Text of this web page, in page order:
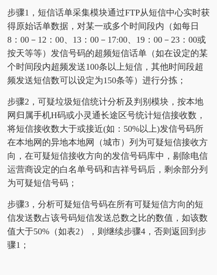
步骤1，短信话单采集模块通过FTP从短信中心实时获
得原始话单数据，对某一或多个时间段内（如每日
8：00－12：00、13：00－17:00、19：00－23：00或
按天等等）发信号码的超频短信话单（如在设定的某
个时间段内超频发送100条以上短信，其他时间段超
频发送短信数可以设定为150条等）进行分拣；
步骤2，可疑垃圾短信统计分析及判别模块，按本地
网归属手机H码或小灵通长途区号统计短信接收数，
将短信接收数大于或接近(如：50%以上)发信号码所
在本地网的异地本地网（城市）列为可疑短信接收方
向，在可疑短信接收方向的发信号码库中，剔除电信
运营商设定的白名单号码和吉祥号码后，剩余部分列
为可疑短信号码；
步骤3，分析可疑短信号码在所有可疑短信方向的短
信发送数占该号码短信发送总数之比的数值，如该数
值大于50%（如表2），则继续步骤4，否则返回到步
骤1；